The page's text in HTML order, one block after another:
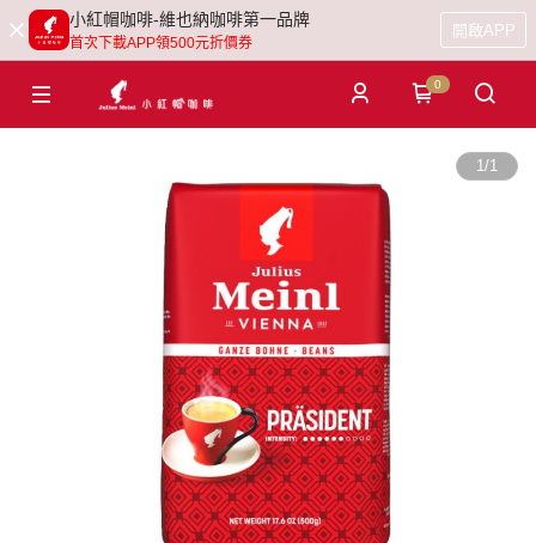
小紅帽咖啡-維也納咖啡第一品牌
首次下載APP領500元折價券
開啟APP
0
1/1